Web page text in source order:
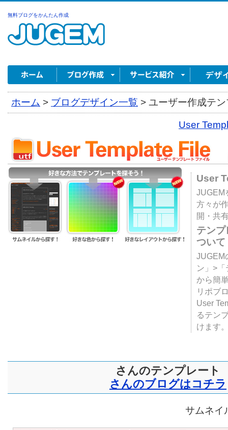
無料ブログをかんたん作成
ホーム > ブログデザイン一覧 > ユーザー作成テ
User
User
JUGEM
方々が
開・共
テン
ついて
JUGEM
ン」>
から簡
リポブ
User
るテン
けます
さんのテンプレート
さんのブログはコチラ
サムネイ